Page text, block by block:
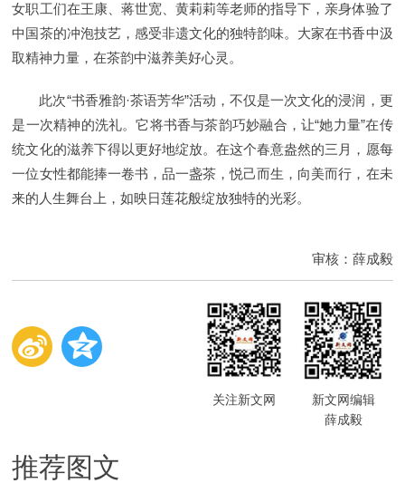
女职工们在王康、蒋世宽、黄莉莉等老师的指导下，亲身体验了
中国茶的冲泡技艺，感受非遗文化的独特韵味。大家在书香中汲
取精神力量，在茶韵中滋养美好心灵。
此次“书香雅韵·茶语芳华”活动，不仅是一次文化的浸润，更
是一次精神的洗礼。它将书香与茶韵巧妙融合，让“她力量”在传
统文化的滋养下得以更好地绽放。在这个春意盎然的三月，愿每
一位女性都能捧一卷书，品一盏茶，悦己而生，向美而行，在未
来的人生舞台上，如映日莲花般绽放独特的光彩。
审核：薛成毅
关注新文网
新文网编辑
薛成毅
推荐图文